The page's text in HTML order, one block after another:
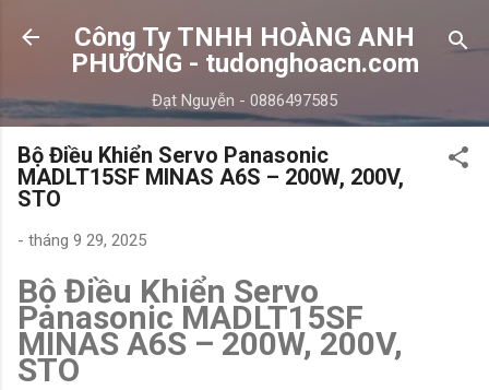
Chuyển đến nội dung chính
Công Ty TNHH HOÀNG ANH
PHƯƠNG - tudonghoacn.com
Đạt Nguyễn - 0886497585
Bộ Điều Khiển Servo Panasonic
MADLT15SF MINAS A6S – 200W, 200V,
STO
- tháng 9 29, 2025
Bộ Điều Khiển Servo
Panasonic MADLT15SF
MINAS A6S – 200W, 200V,
STO